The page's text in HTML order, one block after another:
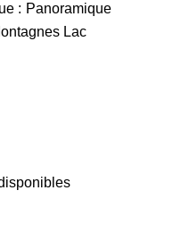
Panoramique
Lac